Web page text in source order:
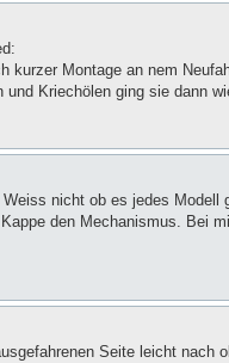
kurzer Montage an nem
Kriechölen ging sie dann
nicht ob es jedes
den Mechanismus. Bei
Seite leicht nach